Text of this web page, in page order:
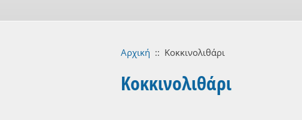
Αρχική :: Κοκκινολιθάρι
Κοκκινολιθάρι